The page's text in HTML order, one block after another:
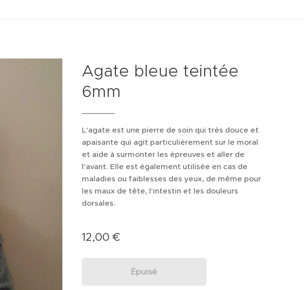
Agate bleue teintée
6mm
L'agate est une pierre de soin qui très douce et
apaisante qui agit particulièrement sur le moral
et aide à surmonter les épreuves et aller de
l'avant. Elle est également utilisée en cas de
maladies ou faiblesses des yeux, de même pour
les maux de tête, l'intestin et les douleurs
dorsales.
12,00 €
Épuisé